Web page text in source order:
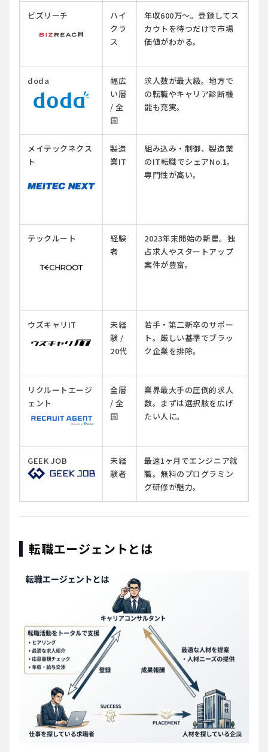
ビズリーチ
ハイ
クラ
ス
年収600万〜。登録してス
カウトを待つだけで市場
価値がわかる。
doda
幅広
い層
/ 全
国
求人数が最大級。地方で
の転職やキャリア診断機
能も充実。
メイテックネクス
ト
製造
業IT
組み込み・制御、製造業
のIT転職でシェアNo.1。
専門性が高い。
テックルート
経験
者
2023年末開始の新星。独
占求人やスタートアップ
案件が豊富。
ウズキャリIT
未経
験 /
20代
若手・第二新卒のサポー
ト。厳しい基準でブラッ
ク企業を排除。
リクルートエージ
ェント
全層
/ 全
国
業界最大手の圧倒的求人
数。まずは選択肢を広げ
たい人に。
GEEK JOB
未経
験者
最速1ヶ月でエンジニア就
職。無料のプログラミン
グ研修が魅力。
転職エージェントとは